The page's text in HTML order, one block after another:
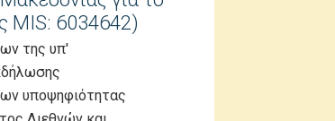
MIS: 6034642)
της υπ'
υποψηφιότητας